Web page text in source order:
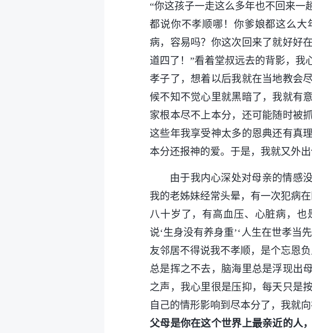
“你这孩子一走这么多年也不回来一
都说你不孝顺哪！你爹娘都这么
病，容易吗？你这次回来了就好好
道四了！”看着堂叔远去的背影，我
孝子了，想着以后我就在当地教会
候不知不觉心里就黑暗了，我就有
家根本尽不上本分，还可能随时被
这些年我享受神太多的恩典还有真
本分还报神的爱。于是，我就又外出
由于我内心深处对母亲的情感
我的老姊妹经常头晕，有一次犯病
八十岁了，有高血压、心脏病，
说‘生身没有养身重’‘人生在世孝当
友邻居不得说我不孝顺，是个忘恩
总是挥之不去，脑海里总是浮现出
之声，我心里很是压抑，每天只是
自己的情形影响到尽本分了，我就
父母是你在这个世界上最亲近的人